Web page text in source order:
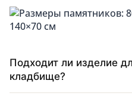
Подходит ли изделие
кладбище?